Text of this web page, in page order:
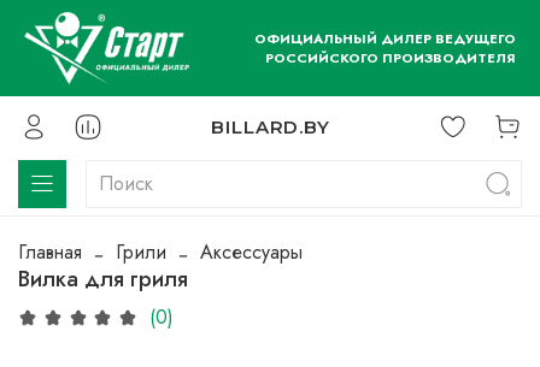
ОФИЦИАЛЬНЫЙ ДИЛЕР ВЕДУЩЕГО
РОССИЙСКОГО ПРОИЗВОДИТЕЛЯ
BILLARD.BY
Главная Грили Аксессуары
Вилка для гриля
(0)